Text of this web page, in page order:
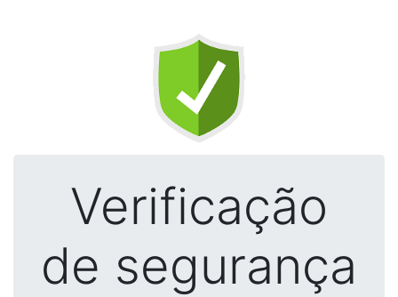
Verificação
de segurança